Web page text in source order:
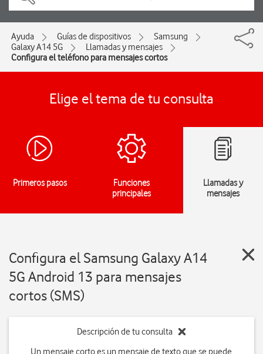
Ayuda Guías de dispositivos
Samsung
Galaxy A14 5G
Llamadas y mensajes
Configura el teléfono para mensajes cortos
Elige el tema de tu consulta
Primeros pasos
Funciones
principales
Llamadas y
mensajes
Configura el Samsung Galaxy A14
5G Android 13 para mensajes
cortos (SMS)
Descripción de tu consulta
Un mensaje corto es un mensaje de texto que se puede